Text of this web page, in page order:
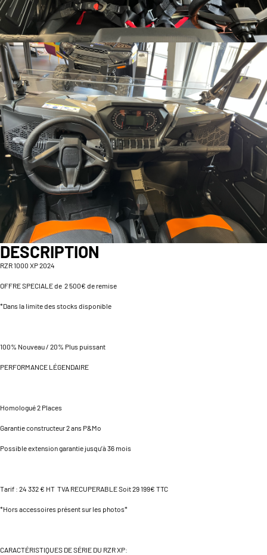
DESCRIPTION
RZR 1000 XP 2024
OFFRE SPECIALE de 2 500€ de remise
*Dans la limite des stocks disponible
100% Nouveau / 20% Plus puissant
PERFORMANCE LÉGENDAIRE
Homologué 2 Places
Garantie constructeur 2 ans P&Mo
Possible extension garantie jusqu’à 36 mois
Tarif : 24 332 € HT TVA RECUPERABLE Soit 29 199€ TTC
*Hors accessoires présent sur les photos*
CARACTÉRISTIQUES DE SÉRIE DU RZR XP: